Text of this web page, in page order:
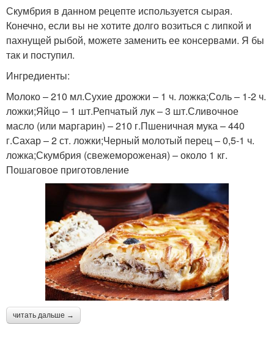
Скумбрия в данном рецепте используется сырая.
Конечно, если вы не хотите долго возиться с липкой и
пахнущей рыбой, можете заменить ее консервами. Я бы
так и поступил.
Ингредиенты:
Молоко – 210 мл.Сухие дрожжи – 1 ч. ложка;Соль – 1-2 ч.
ложки;Яйцо – 1 шт.Репчатый лук – 3 шт.Сливочное
масло (или маргарин) – 210 г.Пшеничная мука – 440
г.Сахар – 2 ст. ложки;Черный молотый перец – 0,5-1 ч.
ложка;Скумбрия (свежемороженая) – около 1 кг.
Пошаговое приготовление
читать дальше →